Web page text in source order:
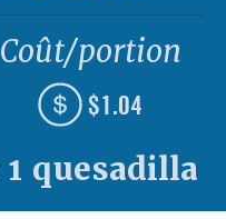
Coût/portion
$1.04
1 quesadilla